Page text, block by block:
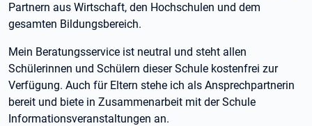
Partnern aus Wirtschaft, den Hochschulen und dem
gesamten Bildungsbereich.
Mein Beratungsservice ist neutral und steht allen
Schülerinnen und Schülern dieser Schule kostenfrei zur
Verfügung. Auch für Eltern stehe ich als Ansprechpartnerin
bereit und biete in Zusammenarbeit mit der Schule
Informationsveranstaltungen an.